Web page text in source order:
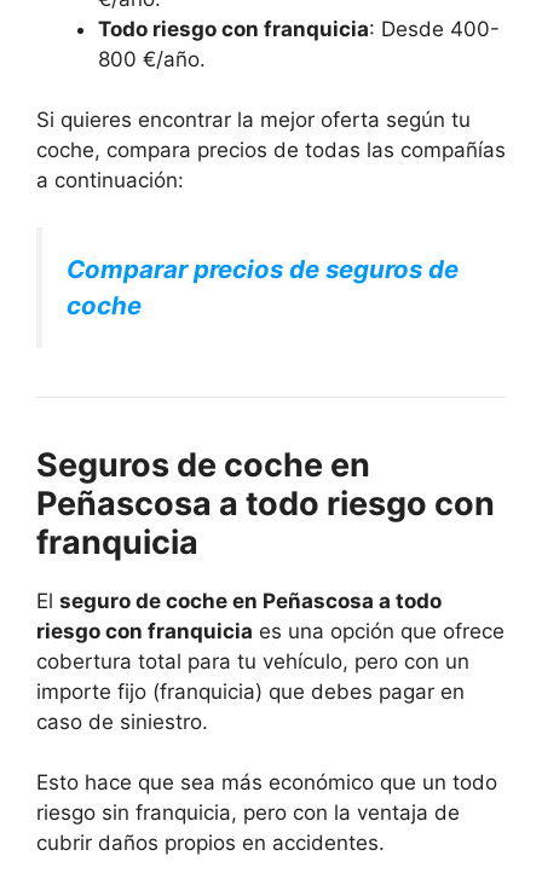
Todo riesgo con franquicia: Desde 400-
800 €/año.
Si quieres encontrar la mejor oferta según tu
coche, compara precios de todas las compañías
a continuación:
Comparar precios de seguros de
coche
Seguros de coche en
Peñascosa a todo riesgo con
franquicia
El seguro de coche en Peñascosa a todo
riesgo con franquicia es una opción que ofrece
cobertura total para tu vehículo, pero con un
importe fijo (franquicia) que debes pagar en
caso de siniestro.
Esto hace que sea más económico que un todo
riesgo sin franquicia, pero con la ventaja de
cubrir daños propios en accidentes.